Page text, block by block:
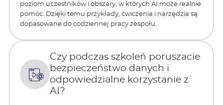
poziom uczestników i obszary, w których AI może realnie
pomóc. Dzięki temu przykłady, ćwiczenia i narzędzia są
dopasowane do codziennej pracy zespołu.
Czy podczas szkoleń poruszacie
bezpieczeństwo danych i
odpowiedzialne korzystanie z
AI?